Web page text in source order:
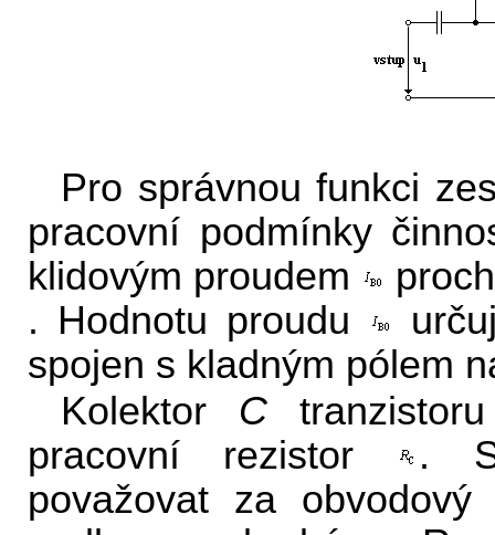
Pro správnou funkci
pracovní podmínky
klidovým proudem
. Hodnotu proudu
spojen s kladným pólem
Kolektor C
pracovní rezistor
.
považovat za